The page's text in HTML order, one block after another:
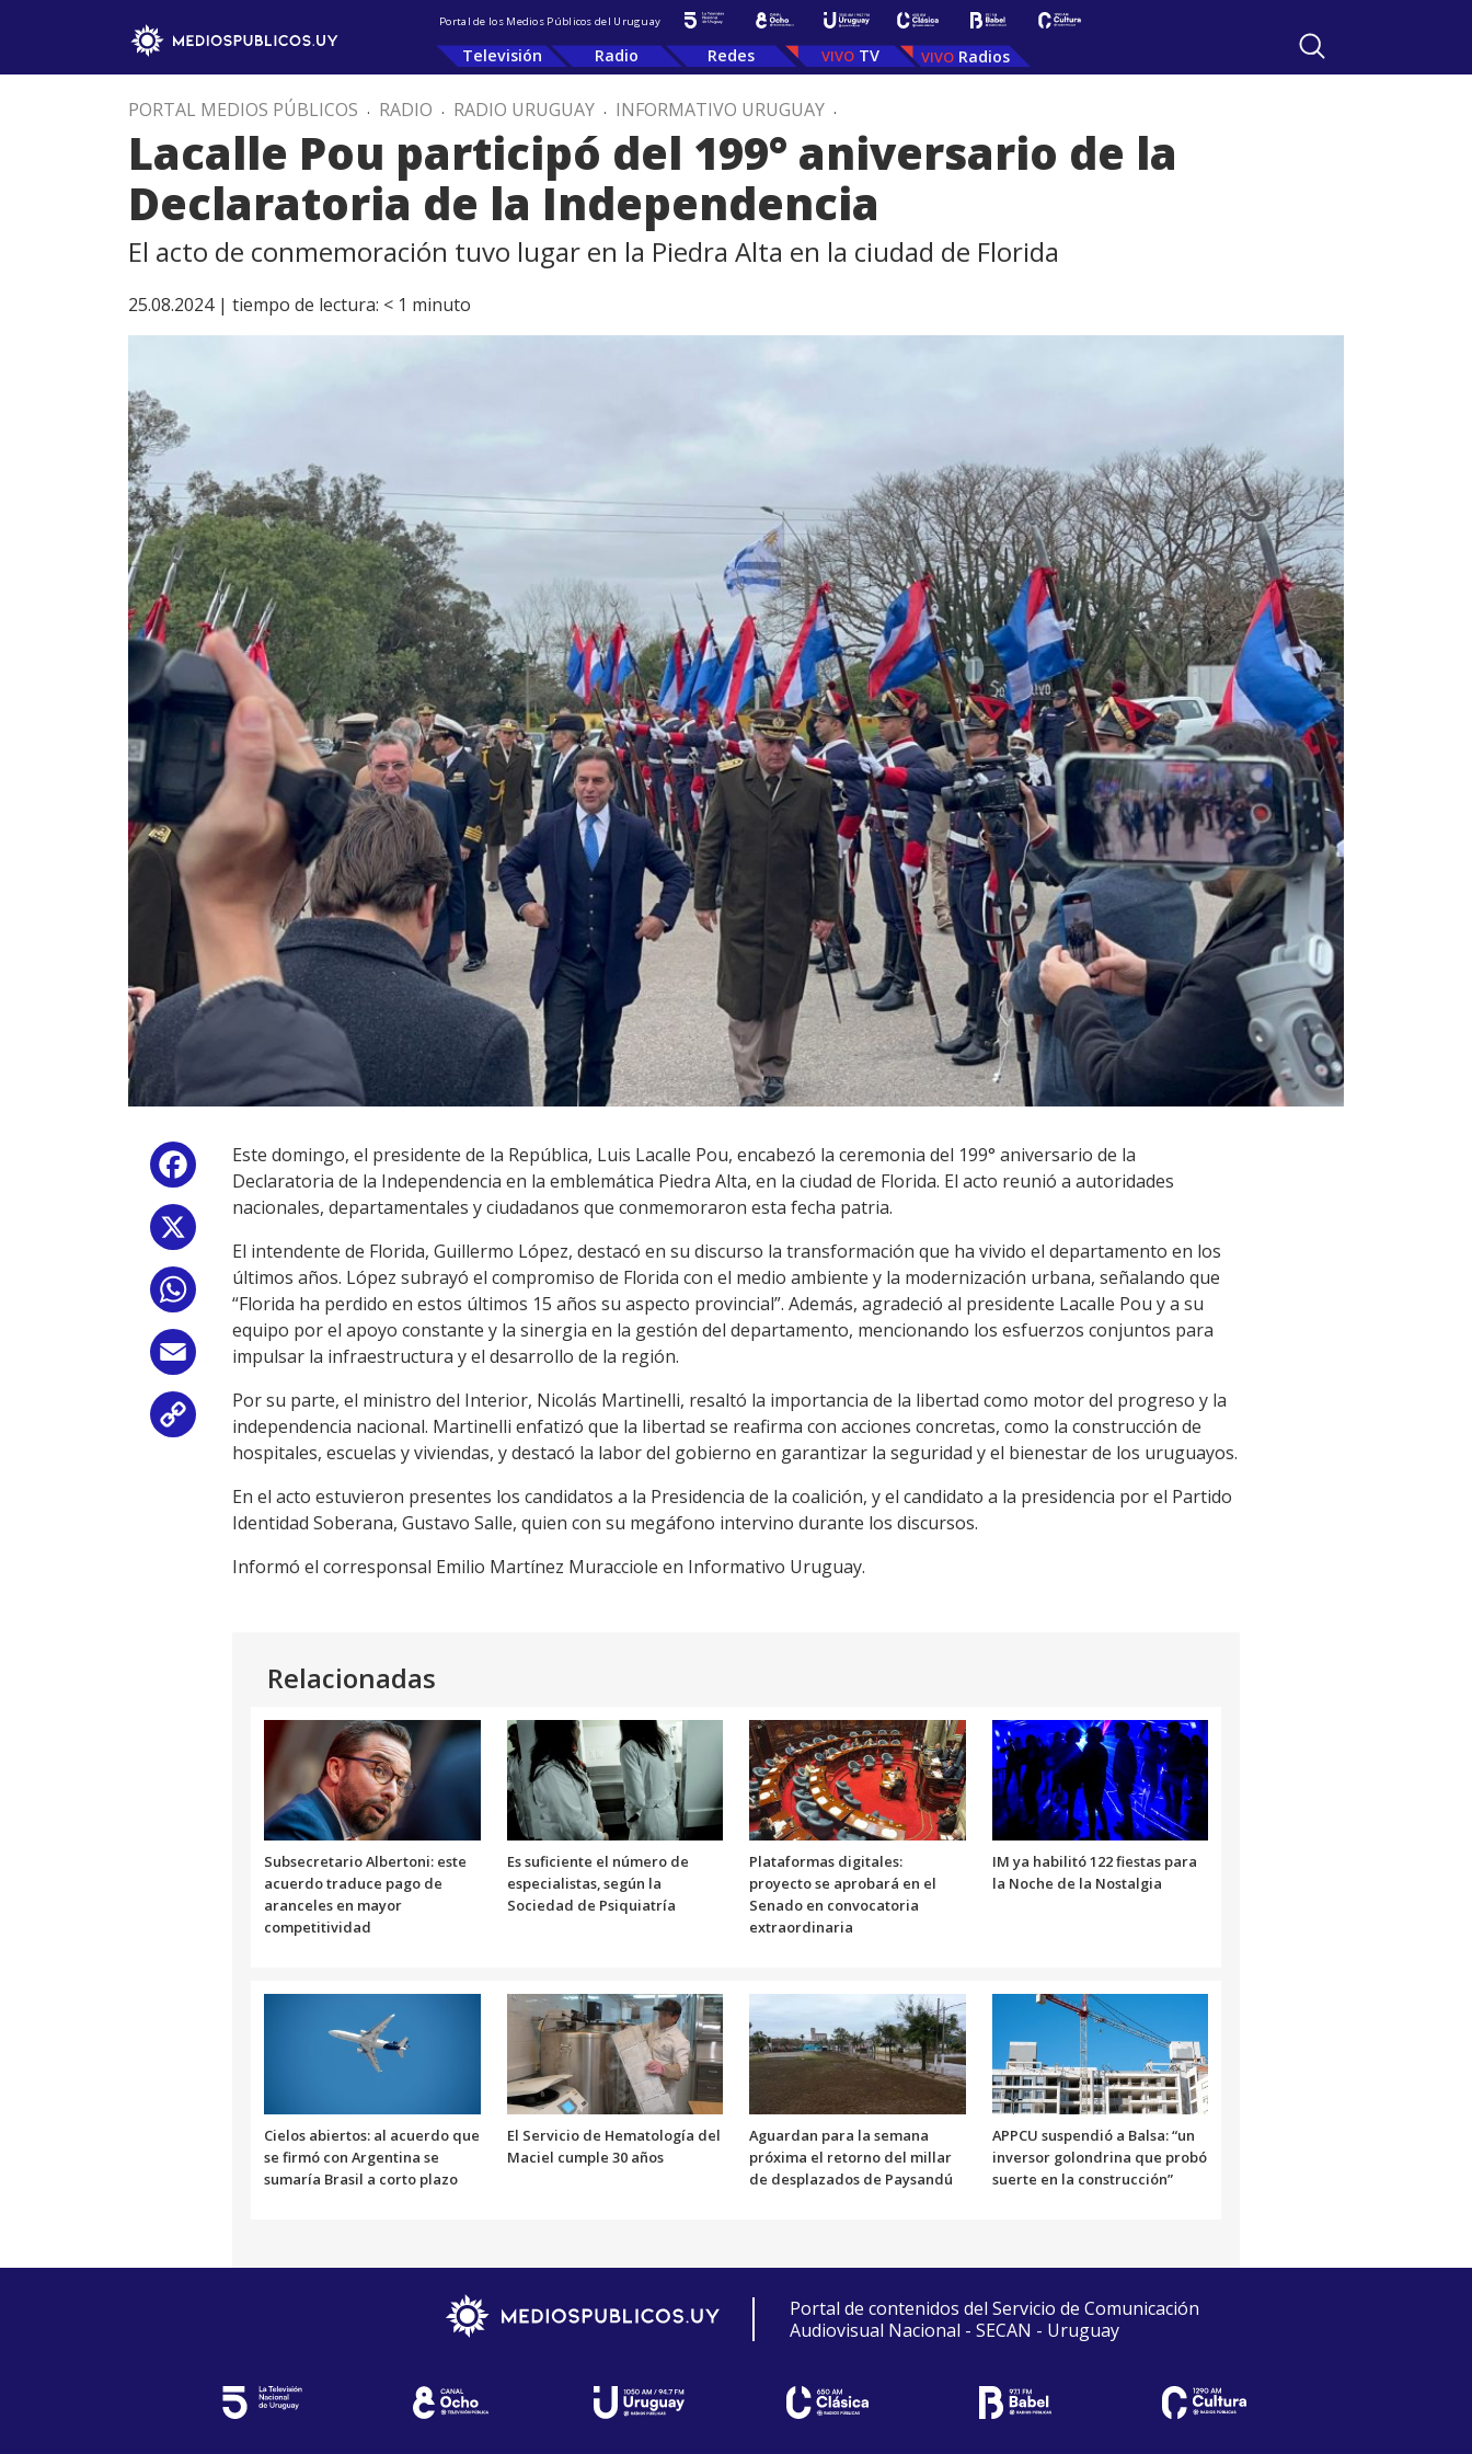
Portal de los Medios Públicos del Uruguay
Televisión Radio Redes TV Radios
PORTAL MEDIOS PÚBLICOS . RADIO . RADIO URUGUAY . INFORMATIVO URUGUAY .
Lacalle Pou participó del 199° aniversario de la
Declaratoria de la Independencia
El acto de conmemoración tuvo lugar en la Piedra Alta en la ciudad de Florida
25.08.2024 | tiempo de lectura: < 1 minuto
Facebook
WhatsApp
Email
Copy
Link
Este domingo, el presidente de la República, Luis Lacalle Pou, encabezó la ceremonia del 199° aniversario de la
Declaratoria de la Independencia en la emblemática Piedra Alta, en la ciudad de Florida. El acto reunió a autoridades
nacionales, departamentales y ciudadanos que conmemoraron esta fecha patria.
El intendente de Florida, Guillermo López, destacó en su discurso la transformación que ha vivido el departamento en los
últimos años. López subrayó el compromiso de Florida con el medio ambiente y la modernización urbana, señalando que
“Florida ha perdido en estos últimos 15 años su aspecto provincial”. Además, agradeció al presidente Lacalle Pou y a su
equipo por el apoyo constante y la sinergia en la gestión del departamento, mencionando los esfuerzos conjuntos para
impulsar la infraestructura y el desarrollo de la región.
Por su parte, el ministro del Interior, Nicolás Martinelli, resaltó la importancia de la libertad como motor del progreso y la
independencia nacional. Martinelli enfatizó que la libertad se reafirma con acciones concretas, como la construcción de
hospitales, escuelas y viviendas, y destacó la labor del gobierno en garantizar la seguridad y el bienestar de los uruguayos.
En el acto estuvieron presentes los candidatos a la Presidencia de la coalición, y el candidato a la presidencia por el Partido
Identidad Soberana, Gustavo Salle, quien con su megáfono intervino durante los discursos.
Informó el corresponsal Emilio Martínez Muracciole en Informativo Uruguay.
Relacionadas
Subsecretario Albertoni: este
acuerdo traduce pago de
aranceles en mayor
competitividad
Es suficiente el número de
especialistas, según la
Sociedad de Psiquiatría
Plataformas digitales:
proyecto se aprobará en el
Senado en convocatoria
extraordinaria
IM ya habilitó 122 fiestas para
la Noche de la Nostalgia
Cielos abiertos: al acuerdo que
se firmó con Argentina se
sumaría Brasil a corto plazo
El Servicio de Hematología del
Maciel cumple 30 años
Aguardan para la semana
próxima el retorno del millar
de desplazados de Paysandú
APPCU suspendió a Balsa: “un
inversor golondrina que probó
suerte en la construcción”
Portal de contenidos del Servicio de Comunicación
Audiovisual Nacional - SECAN - Uruguay